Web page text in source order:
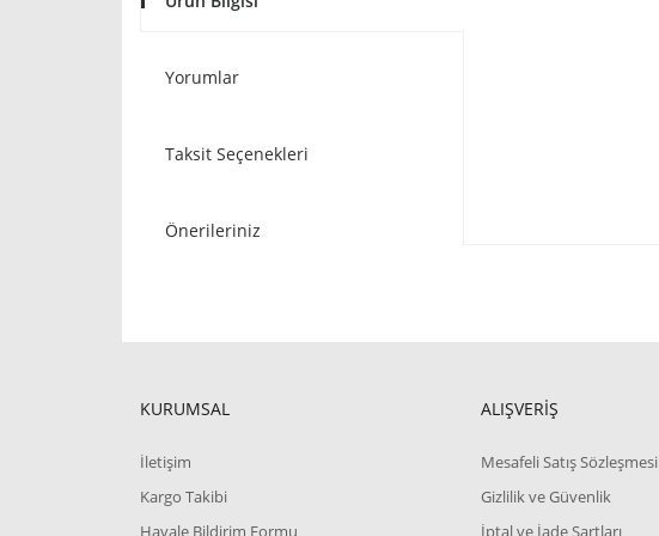
Yorumlar
Taksit Seçenekleri
Önerileriniz
KURUMSAL
İletişim
Kargo Takibi
Havale Bildirim Formu
ALIŞVERİŞ
Mesafeli Satış Sözleşmesi
Gizlilik ve Güvenlik
İptal ve İade Şartları